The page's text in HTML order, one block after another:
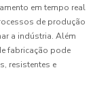
em tempo real
de produção
a indústria. Além
fabricação pode
resistentes e